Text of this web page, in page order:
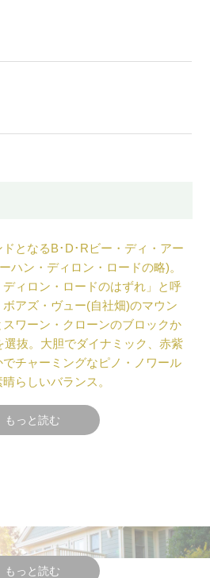
となるB･D･Rビー・ディ・アー
ハン・ディロン・ロードの略)。
ィロン・ロードのはずれ」と呼
アズ・ヴュー(自社畑)のマウン
スワーン・クローンのブロックか
選抜。大胆でダイナミック、赤紫
チャーミングなピノ・ノワール
らしいバランス。
もっと読む
ラウン、フレッド＆キャロル・
ッド＆ジュディ・ステイナー夫
Bohan Dillon Road/ボーハン・デ
けた時は畑までの舗装された道
もっと読む